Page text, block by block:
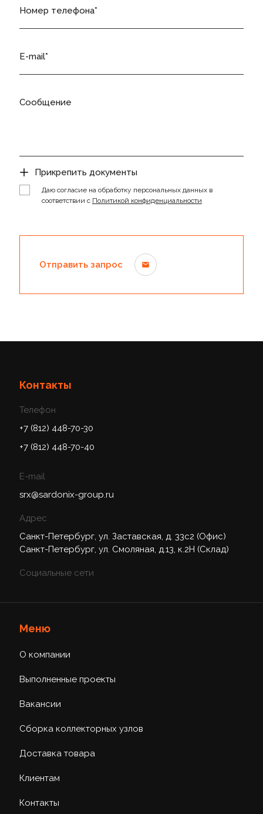
Номер телефона
E-mail
Сообщение
Прикрепить документы
Даю согласие на обработку персональных данных в
соответствии с Политикой конфиденциальности
Отправить запрос
Контакты
Телефон
+7 (812) 448-70-30
+7 (812) 448-70-40
E-mail
srx@sardonix-group.ru
Адрес
Санкт-Петербург, ул. Заставская, д. 33с2 (Офис)
Санкт-Петербург, ул. Смоляная, д.13, к.2Н (Склад)
Социальные сети
Меню
О компании
Выполненные проекты
Вакансии
Сборка коллекторных узлов
Доставка товара
Клиентам
Контакты